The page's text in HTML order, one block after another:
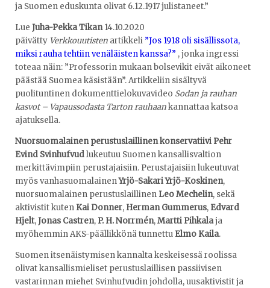
ja Suomen eduskunta olivat 6.12.1917 julistaneet.”
Lue Juha-Pekka Tikan14.10.2020
päivätty Verkkouutisten artikkeli ”Jos 1918 oli sisällissota,
miksi rauha tehtiin venäläisten kanssa?” , jonka ingressi
toteaa näin: ”Professorin mukaan bolsevikit eivät aikoneet
päästää Suomea käsistään”. Artikkeliin sisältyvä
puolituntinen dokumenttielokuvavideo Sodan ja rauhan
kasvot – Vapaussodasta Tarton rauhaankannattaa katsoa
ajatuksella.
Nuorsuomalainen perustuslaillinen konservatiivi Pehr
Evind Svinhufvudlukeutuu Suomen kansallisvaltion
merkittävimpiin perustajaisiin. Perustajaisiin lukeutuvat
myös vanhasuomalainenYrjö-Sakari Yrjö-Koskinen,
nuorsuomalainen perustuslaillinen Leo Mechelin, sekä
aktivistit kuten Kai Donner, Herman Gummerus, Edvard
Hjelt,Jonas Castren, P. H. Norrmén,Martti Pihkalaja
myöhemmin AKS-päällikkönä tunnettu Elmo Kaila.
Suomen itsenäistymisen kannalta keskeisessä roolissa
olivat kansallismieliset perustuslaillisen passiivisen
vastarinnan miehet Svinhufvudin johdolla, uusaktivistit ja